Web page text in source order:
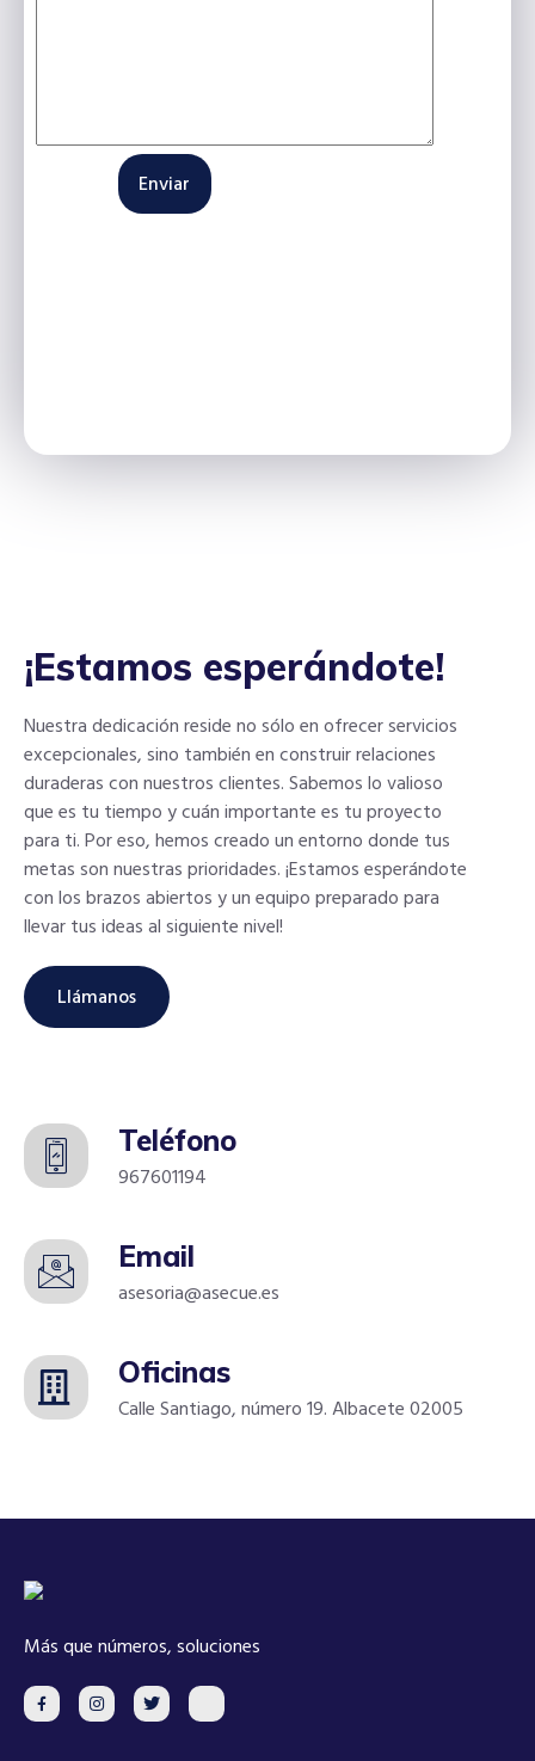
¡Estamos esperándote!
Nuestra dedicación reside no sólo en ofrecer servicios
excepcionales, sino también en construir relaciones
duraderas con nuestros clientes. Sabemos lo valioso
que es tu tiempo y cuán importante es tu proyecto
para ti. Por eso, hemos creado un entorno donde tus
metas son nuestras prioridades. ¡Estamos esperándote
con los brazos abiertos y un equipo preparado para
llevar tus ideas al siguiente nivel!
Llámanos
Teléfono
967601194
Email
asesoria@asecue.es
Oficinas
Calle Santiago, número 19. Albacete 02005
Más que números, soluciones